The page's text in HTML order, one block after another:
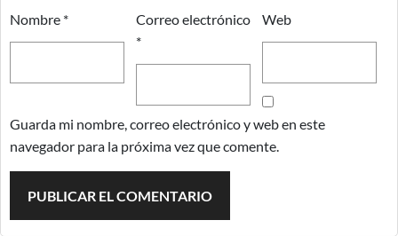
Nombre *
Correo electrónico
*
Web
Guarda mi nombre, correo electrónico y web en este
navegador para la próxima vez que comente.